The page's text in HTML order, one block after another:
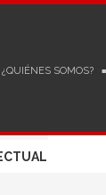
¿QUIÉNES SOMOS?